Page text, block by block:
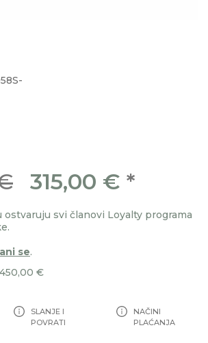
315,00 € *
ostvaruju svi članovi Loyalty programa
se.
€
SLANJE I
POVRATI
NAČINI
PLAĆANJA